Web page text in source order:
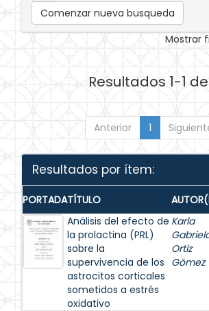
Comenzar nueva busqueda
Mostrar
Resultados 1-1 de
Anterior 1
Resultados por ítem:
PORTADATÍTULO
Análisis del efecto de
la prolactina (PRL)
sobre la
supervivencia de los
astrocitos corticales
sometidos a estrés
oxidativo
Karla
Ortiz
Gömez